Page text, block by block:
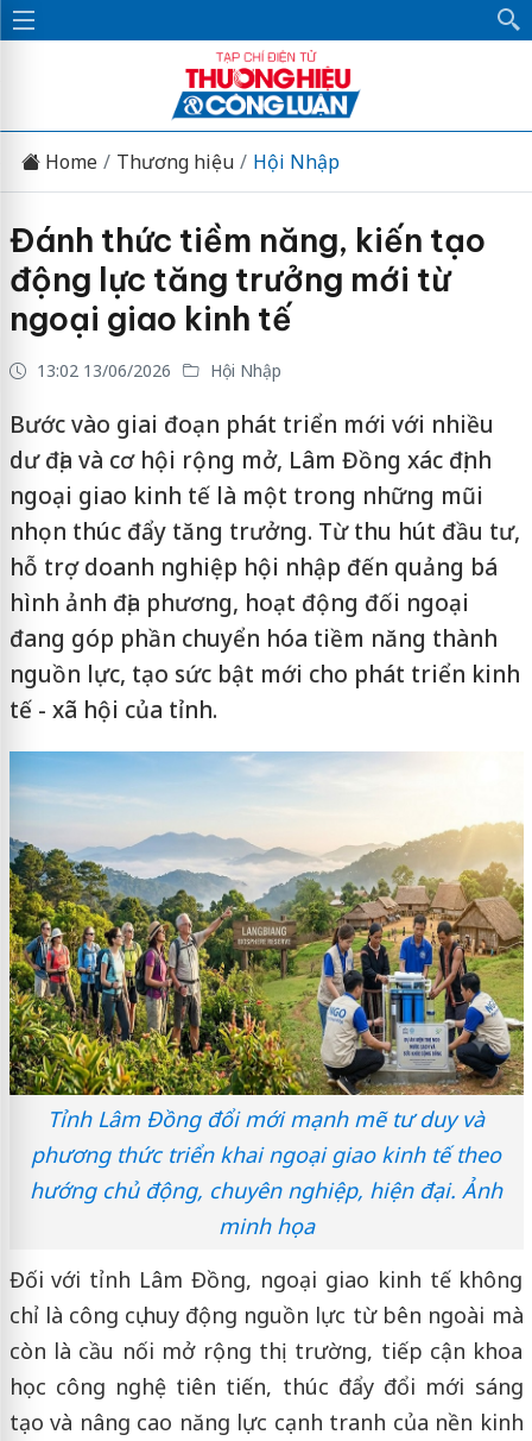
Home Thương hiệu Hội Nhập
Đánh thức tiềm năng, kiến tạo
động lực tăng trưởng mới từ
ngoại giao kinh tế
13:02 13/06/2026 Hội Nhập
Bước vào giai đoạn phát triển mới với nhiều
dư địa và cơ hội rộng mở, Lâm Đồng xác định
ngoại giao kinh tế là một trong những mũi
nhọn thúc đẩy tăng trưởng. Từ thu hút đầu tư,
hỗ trợ doanh nghiệp hội nhập đến quảng bá
hình ảnh địa phương, hoạt động đối ngoại
đang góp phần chuyển hóa tiềm năng thành
nguồn lực, tạo sức bật mới cho phát triển kinh
tế - xã hội của tỉnh.
Tỉnh Lâm Đồng đổi mới mạnh mẽ tư duy và
phương thức triển khai ngoại giao kinh tế theo
hướng chủ động, chuyên nghiệp, hiện đại. Ảnh
minh họa
Đối với tỉnh Lâm Đồng, ngoại giao kinh tế không
chỉ là công cụ huy động nguồn lực từ bên ngoài mà
còn là cầu nối mở rộng thị trường, tiếp cận khoa
học công nghệ tiên tiến, thúc đẩy đổi mới sáng
tạo và nâng cao năng lực cạnh tranh của nền kinh